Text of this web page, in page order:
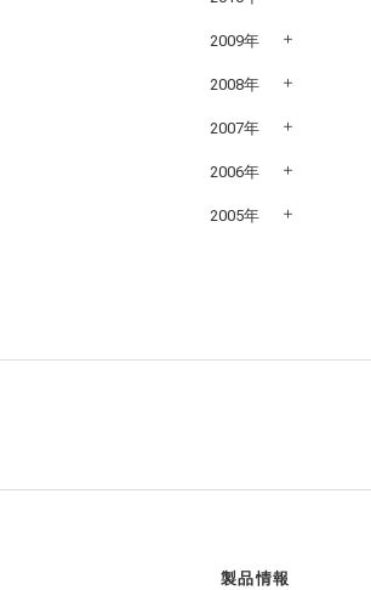
2009年
2008年
2007年
2006年
2005年
製品情報